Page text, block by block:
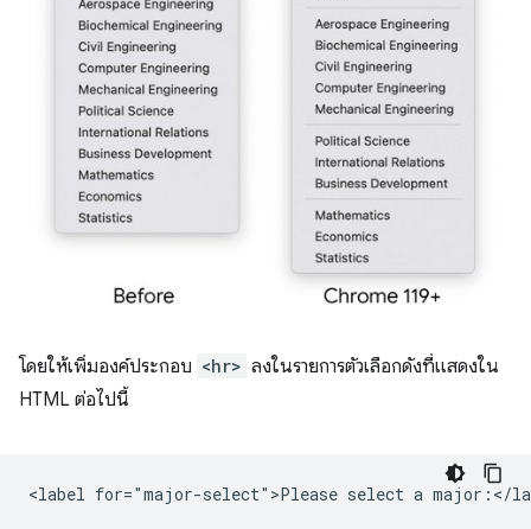
โดยให้เพิ่มองค์ประกอบ <hr> ลงในรายการตัวเลือกดังที่แสดงใน
HTML ต่อไปนี้
<label for="major-select">Please select a major:</